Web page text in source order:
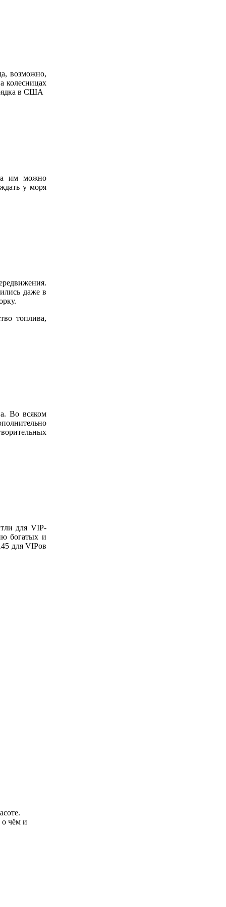
возможно,
колесницах
в США
им можно
у моря
даже в
топлива,
Во всяком
для VIP-
богатых и
для VIPов
о чём и